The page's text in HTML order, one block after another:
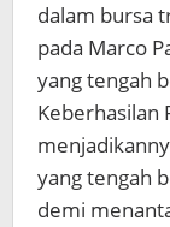
dalam bursa
pada Marco
yang tengah
Keberhasilan
yang tengah
demi